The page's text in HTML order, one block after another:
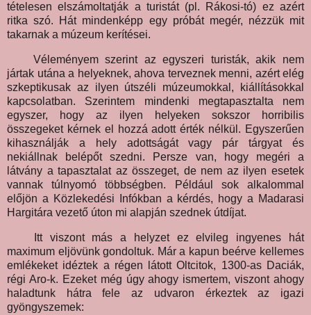
tételesen elszámoltatják a turistát (pl. Rákosi-tó) ez azért
ritka szó. Hát mindenképp egy próbát megér, nézzük mit
takarnak a múzeum kerítései.
Véleményem szerint az egyszeri turisták, akik nem
jártak utána a helyeknek, ahova terveznek menni, azért elég
szkeptikusak az ilyen útszéli múzeumokkal, kiállításokkal
kapcsolatban. Szerintem mindenki megtapasztalta nem
egyszer, hogy az ilyen helyeken sokszor horribilis
összegeket kérnek el hozzá adott érték nélkül. Egyszerűen
kihasználják a hely adottságát vagy pár tárgyat és
nekiállnak belépőt szedni. Persze van, hogy megéri a
látvány a tapasztalat az összeget, de nem az ilyen esetek
vannak túlnyomó többségben. Például sok alkalommal
előjön a Közlekedési Infókban a kérdés, hogy a Madarasi
Hargitára vezető úton mi alapján szednek útdíjat.
Itt viszont más a helyzet ez elvileg ingyenes hát
maximum eljövünk gondoltuk. Már a kapun beérve kellemes
emlékeket idéztek a régen látott Oltcitok, 1300-as Daciák,
régi Aro-k. Ezeket még úgy ahogy ismertem, viszont ahogy
haladtunk hátra fele az udvaron érkeztek az igazi
gyöngyszemek: